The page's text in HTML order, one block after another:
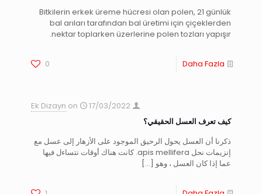
Bitkilerin erkek üreme hücresi olan polen, 21 günlük
bal arıları tarafından bal üretimi için çiçeklerden
nektar toplarken üzerlerine polen tozları yapışır.
0 Daha Fazla
Ek Dizayn on
17/03/2022
كيف تعرف العسل الحقيقي؟
ذكرنا أن العسل يحول الرحيق الموجود على الأزهار إلى عسل مع
إنزيمات نحل apis mellifera. كانت هناك أوقات نتساءل فيها
عما إذا كان العسل ، وهو […]